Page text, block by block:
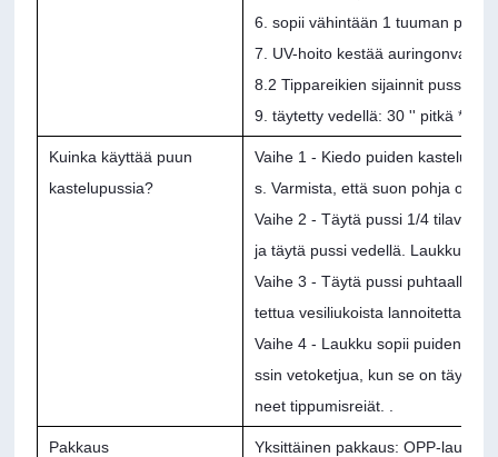
6. sopii vähintään 1 tuuman
7. UV-hoito kestää auringonvaloa
8.2 Tippareikien sijainnit pussia
9. täytetty vedellä: 30 '' pitkä * 18
Kuinka käyttää puun
kastelupussia?
Vaihe 1 - Kiedo puiden
s. Varmista, että suon pohja on
Vaihe 2 - Täytä pussi 1/4
ja täytä pussi vedellä. Laukku on
Vaihe 3 - Täytä pussi puhtaalla
tettua vesiliukoista lannoitetta,
Vaihe 4 - Laukku sopii puiden
ssin vetoketjua, kun se on täynnä
neet tippumisreiät. .
Pakkaus
Yksittäinen pakkaus: OPP-laukku